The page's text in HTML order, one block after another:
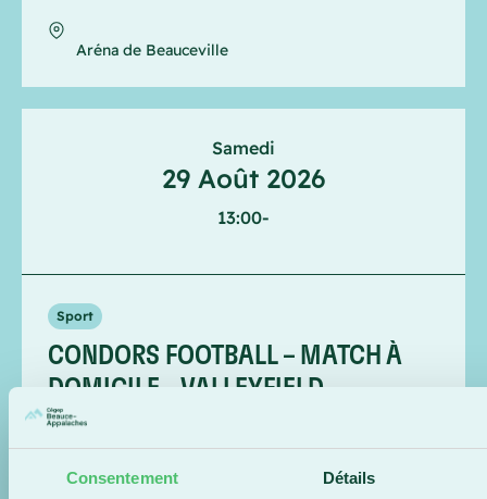
Consentement Détails
Aréna de Beauceville
Samedi
29 Août 2026
13:00-
Sport
CONDORS FOOTBALL – MATCH À
DOMICILE – VALLEYFIELD